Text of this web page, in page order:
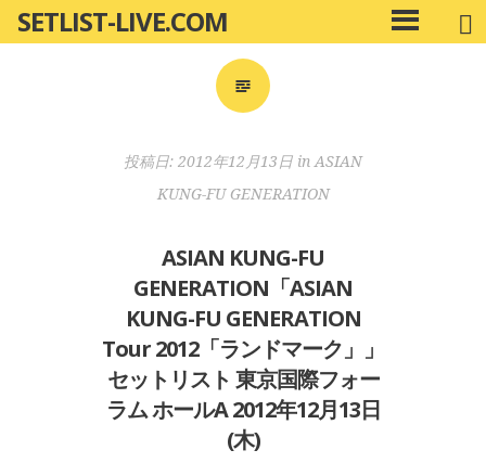
ン
SETLIST-LIVE.COM
メ
イ
投稿日: 2012年12月13日 inASIAN
KUNG-FU GENERATION
ASIAN KUNG-FU
GENERATION「ASIAN
KUNG-FU GENERATION
Tour 2012「ランドマーク」」
セットリスト 東京国際フォー
ラム ホールA 2012年12月13日
(木)